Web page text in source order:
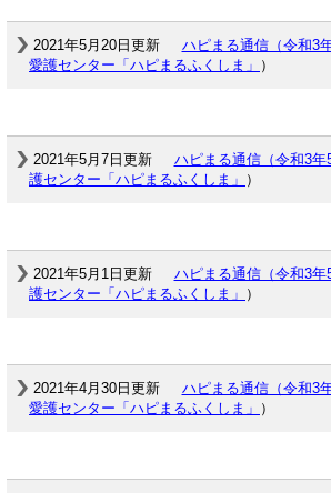
2021年5月20日更新 ハピまる通信（令和3
愛護センター「ハピまるふくしま」 ）
2021年5月7日更新 ハピまる通信（令和3年5
護センター「ハピまるふくしま」 ）
2021年5月1日更新 ハピまる通信（令和3年5
護センター「ハピまるふくしま」 ）
2021年4月30日更新 ハピまる通信（令和3
愛護センター「ハピまるふくしま」 ）